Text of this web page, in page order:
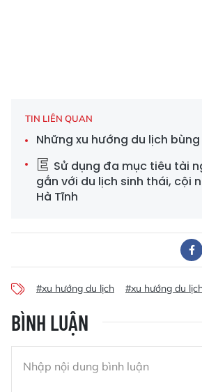
TIN LIÊN QUAN
Những xu hướng du lịch
Sử dụng đa mục tiêu tài
gắn với du lịch sinh thái, cội
Hà Tĩnh
#xu hướng du lịch #xu hướng du
BÌNH LUẬN